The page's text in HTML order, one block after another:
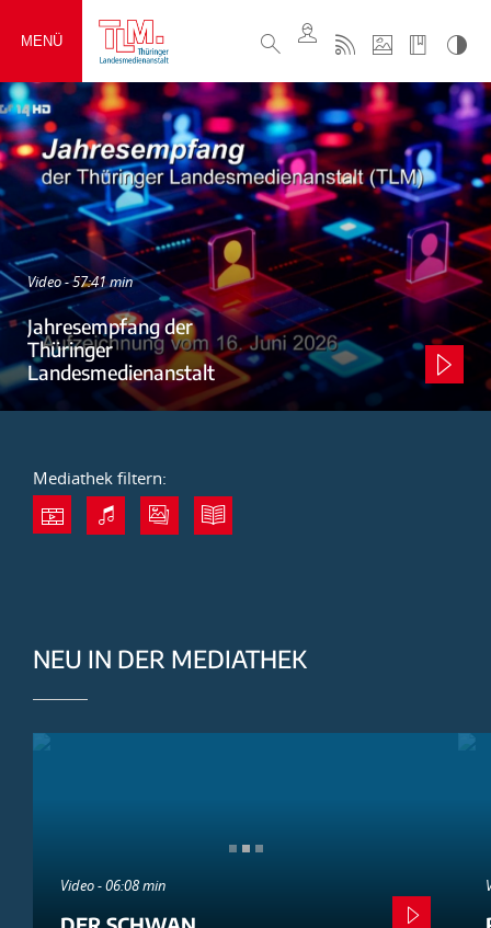
MENÜ
Video - 57:41 min
Jahresempfang der
Thüringer
Landesmedienanstalt
Mediathek filtern:
NEU IN DER MEDIATHEK
Video - 06:08 min